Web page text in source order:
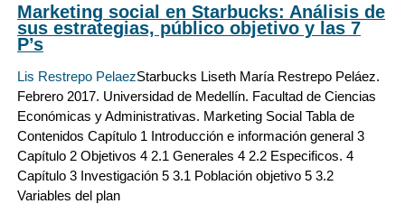
Marketing social en Starbucks: Análisis de
sus estrategias, público objetivo y las 7
P’s
Lis Restrepo PelaezStarbucks Liseth María Restrepo Peláez.
Febrero 2017. Universidad de Medellín. Facultad de Ciencias
Económicas y Administrativas. Marketing Social Tabla de
Contenidos Capítulo 1 Introducción e información general 3
Capítulo 2 Objetivos 4 2.1 Generales 4 2.2 Especificos. 4
Capítulo 3 Investigación 5 3.1 Población objetivo 5 3.2
Variables del plan